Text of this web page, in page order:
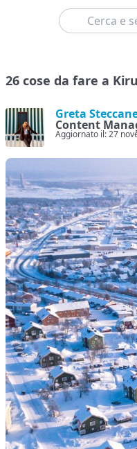
Cerca
26 cose da fare a
Greta
Content
Aggiornato il: 27